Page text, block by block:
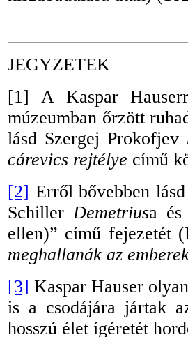
JEGYZETEK
[1] A Kaspar
múzeumban őrzött
lásd Szergej Prokofjev
cárevics rejtélye című
[2] Erről bővebben
SchillerDemetriusa és
ellen)” című fejezetét
meghallanák az
[3] Kaspar Hauser
is a csodájára jártak
hosszú élet ígéretét